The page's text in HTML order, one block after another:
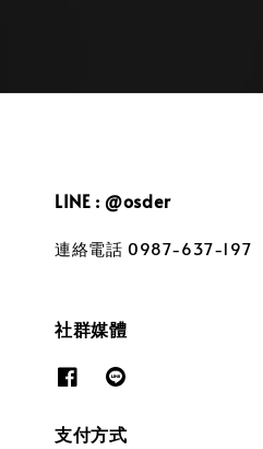
LINE : @osder
連絡電話 0987-637-197
社群媒體
支付方式